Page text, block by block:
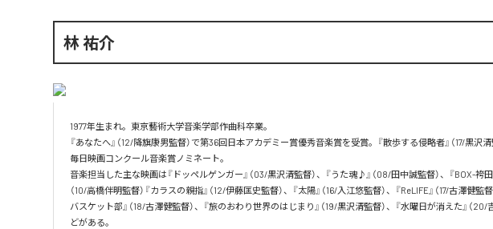
林 祐介
1977年生まれ。東京藝術大学音楽学部作曲科卒業。
『あなたへ』（12/降旗康男監督）で第36回日本アカデミー賞優秀音楽賞を受賞。『散歩する侵略者』（17/黒沢
毎日映画コンクール音楽賞ノミネート。
音楽担当した主な映画は『ドッペルゲンガー』（03/黒沢清監督）、『うた魂♪』（08/田中誠監督）、『BOX-袴
（10/高橋伴明監督）『カラスの親指』（12/伊藤匡史監督）、『太陽』（16/入江悠監督）、『ReLIFE』（17/古澤健監
バスケット部』（18/古澤健監督）、『旅のおわり世界のはじまり』（19/黒沢清監督）、『水曜日が消えた』（20/
どがある。